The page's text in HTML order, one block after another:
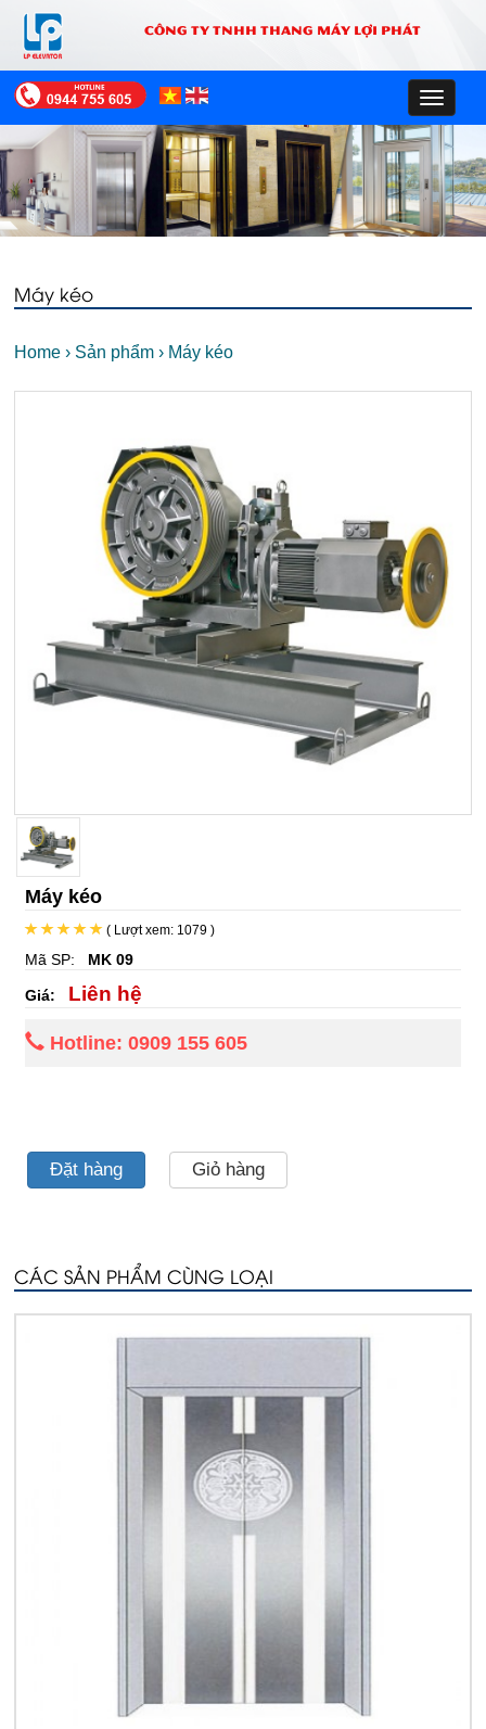
CÔNG TY TNHH THANG MÁY LỢI PHÁT
Toggle
Máy kéo
Home › Sản phẩm › Máy kéo
Máy kéo
( Lượt xem: 1079 )
Mã SP: MK 09
Giá: Liên hệ
Hotline: 0909 155 605
Đặt hàng Giỏ hàng
CÁC SẢN PHẨM CÙNG LOẠI